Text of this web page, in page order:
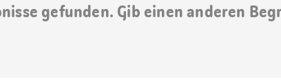
gefunden. Gib einen anderen